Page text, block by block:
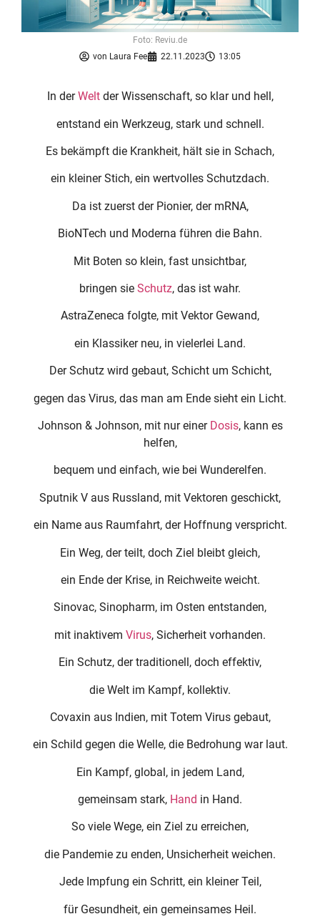
von Laura Fee 22.11.2023 13:05
Foto: Reviu.de
In derWeltder Wissenschaft, so klar und hell,
entstand ein Werkzeug, stark und schnell.
Es bekämpft die Krankheit, hält sie in Schach,
ein kleiner Stich, ein wertvolles Schutzdach.
Da ist zuerst der Pionier, der mRNA,
BioNTech und Moderna führen die Bahn.
Mit Boten so klein, fast unsichtbar,
bringen sie Schutz, das ist wahr.
AstraZeneca folgte, mit Vektor Gewand,
ein Klassiker neu, in vielerlei Land.
Der Schutz wird gebaut, Schicht um Schicht,
gegen das Virus, das man am Ende sieht ein Licht.
Johnson & Johnson, mit nur einer Dosis, kann es
helfen,
bequem und einfach, wie bei Wunderelfen.
Sputnik V aus Russland, mit Vektoren geschickt,
ein Name aus Raumfahrt, der Hoffnung verspricht.
Ein Weg, der teilt, doch Ziel bleibt gleich,
ein Ende der Krise, in Reichweite weicht.
Sinovac, Sinopharm, im Osten entstanden,
mit inaktivem Virus, Sicherheit vorhanden.
Ein Schutz, der traditionell, doch effektiv,
die Welt im Kampf, kollektiv.
Covaxin aus Indien, mit Totem Virus gebaut,
ein Schild gegen die Welle, die Bedrohung war laut.
Ein Kampf, global, in jedem Land,
gemeinsam stark, Hand in Hand.
So viele Wege, ein Ziel zu erreichen,
die Pandemie zu enden, Unsicherheit weichen.
Jede Impfung ein Schritt, ein kleiner Teil,
für Gesundheit, ein gemeinsames Heil.